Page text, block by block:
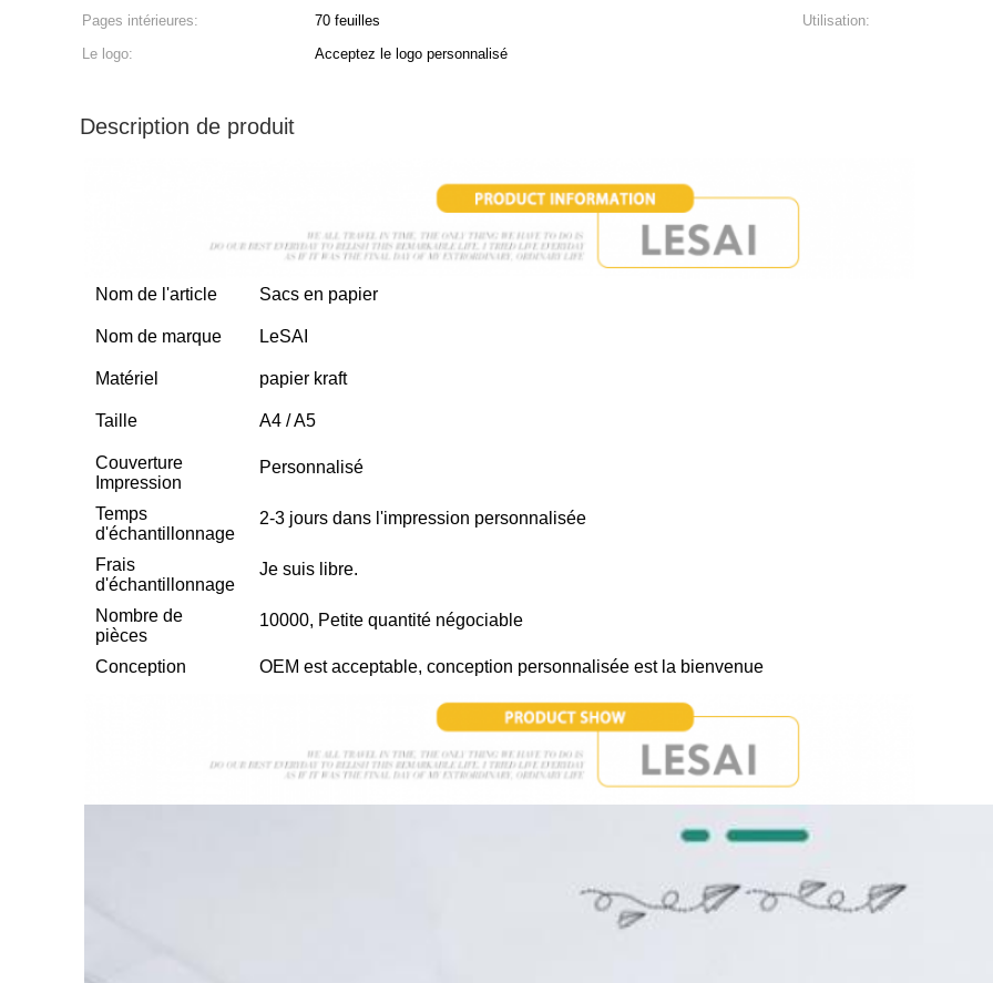
Pages intérieures:
70 feuilles Utilisation:
Le logo:
Acceptez le logo personnalisé
Description de produit
Nom de l'article Sacs en papier
Nom de marque LeSAI
Matériel papier kraft
Taille A4 / A5
Couverture
Impression
Personnalisé
Temps
d'échantillonnage
2-3 jours dans l'impression personnalisée
Frais
d'échantillonnage
Je suis libre.
Nombre de
pièces
10000, Petite quantité négociable
Conception OEM est acceptable, conception personnalisée est la bienvenue